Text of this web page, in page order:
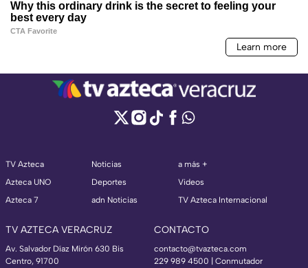
TV Azteca
Azteca UNO
Azteca 7
Noticias
Deportes
adn Noticias
a más +
Videos
TV Azteca Internacional
TV AZTECA VERACRUZ
Av. Salvador Díaz Mirón 630 Bis
Centro, 91700
CONTACTO
contacto@tvazteca.com
229 989 4500 | Conmutador